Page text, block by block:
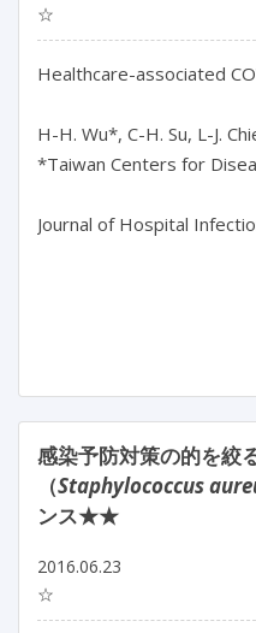
☆
Healthcare-associated
H-H. Wu*, C-H. Su, L-J.
*Taiwan Centers for
Journal of Hospital
感染予防対策の的を絞
（Staphylococcus
ンス★★
2016.06.23
☆